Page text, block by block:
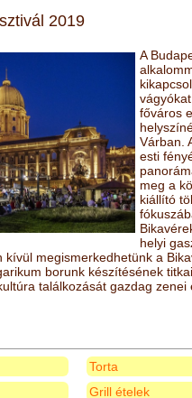
2019
A
főváros
Várban.
esti
meg a
kiállító
helyi
kívül megismerkedhetünk a
borunk készítésének
találkozását gazdag
Torta
Grill ételek